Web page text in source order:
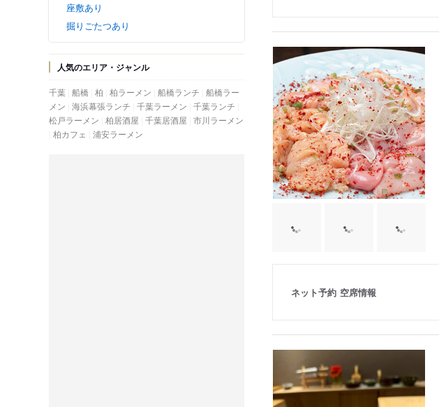
座敷あり
掘りごたつあり
人気のエリア・ジャンル
千葉 船橋 柏 柏ラーメン 船橋ランチ 船橋ラー
メン 海浜幕張ランチ 千葉ラーメン 千葉ランチ
松戸ラーメン 柏居酒屋 千葉居酒屋 市川ラーメン
柏カフェ
浦安ラーメン
ネット予約 空席情報